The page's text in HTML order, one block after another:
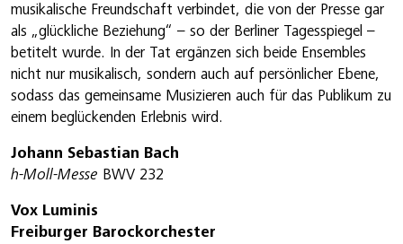
musikalische Freundschaft verbindet, die von der Presse gar
als „glückliche Beziehung“ – so der Berliner Tagesspiegel –
betitelt wurde. In der Tat ergänzen sich beide Ensembles
nicht nur musikalisch, sondern auch auf persönlicher Ebene,
sodass das gemeinsame Musizieren auch für das Publikum zu
einem beglückenden Erlebnis wird.
Johann Sebastian Bach
h-Moll-Messe BWV 232
Vox Luminis
Freiburger Barockorchester